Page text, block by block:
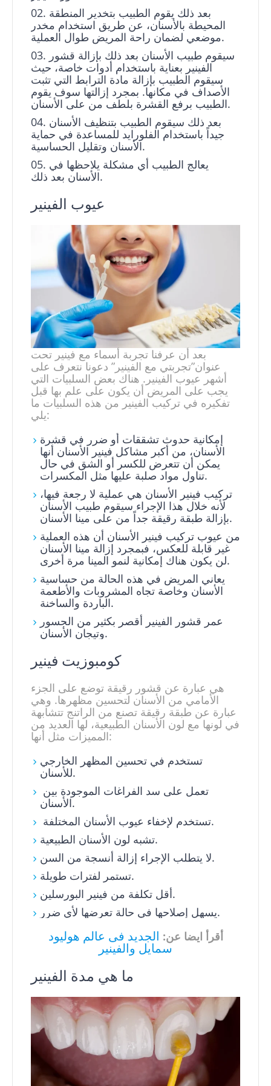
بعد ذلك يقوم الطبيب بتخدير المنطقة
المحيطة بالأسنان، عن طريق استخدام مخدر
موضعي لضمان راحة المريض طوال العملية.
سيقوم طبيب الأسنان بعد ذلك بإزالة قشور
الفينير بعناية باستخدام أدوات خاصة، حيث
سيقوم الطبيب بإزالة مادة الترابط التي تثبت
الأصداف في مكانها. بمجرد إزالتها سوف يقوم
الطبيب برفع القشرة بلطف من على الأسنان.
بعد ذلك سيقوم الطبيب بتنظيف الأسنان
جيداً باستخدام الفلورايد للمساعدة في حماية
الأسنان وتقليل الحساسية.
يعالج الطبيب أي مشكلة يلاحظها في
الأسنان بعد ذلك.
بعد أن عرفنا تجربة أسماء مع فينير تحت
عنوان”تجربتي مع الفينير” دعونا نتعرف على
أشهر عيوب الفينير. هناك بعض السلبيات التي
يجب على المريض أن يكون على علم بها قبل
تفكيره في تركيب الفينير من هذه السلبيات ما
يلي:
إمكانية حدوث تشققات أو ضرر في قشرة
الأسنان، من أكبر مشاكل فينير الأسنان أنها
يمكن أن تتعرض للكسر أو الشق في حال
تناول مواد صلبة عليها مثل المكسرات.
تركيب فينير الأسنان هي عملية لا رجعة فيها،
لأنه خلال هذا الإجراء سيقوم طبيب الأسنان
بإزالة طبقة رقيقة جداً من على مينا الأسنان.
من عيوب تركيب فينير الأسنان أن هذه العملية
غير قابلة للعكس، فبمجرد إزالة مينا الأسنان
لن يكون هناك إمكانية لنمو المينا مرة أخرى.
يعاني المريض في هذه الحالة من حساسية
الأسنان وخاصة تجاه المشروبات والأطعمة
الباردة والساخنة.
عمر قشور الفينير أقصر بكثير من الجسور
وتيجان الأسنان.
كومبوزيت فينير
هي عبارة عن قشور رقيقة توضع على الجزء
الأمامي من الأسنان لتحسين مظهرها. وهي
عبارة عن طبقة رقيقة تصنع من الراتنج تتشابهة
في لونها مع لون الأسنان الطبيعية، لها العديد من
المميزات مثل أنها:
تستخدم في تحسين المظهر الخارجي
للأسنان.
الأسنان.
تستخدم لإخفاء عيوب الأسنان المختلفة.
تشبه لون الأسنان الطبيعية.
لا يتطلب الإجراء إزالة أنسجة من السن.
تستمر لفترات طويلة.
أقل تكلفة من فينير البورسلين.
يسهل إصلاحها في حالة تعرضها لأي ضرر.
أقرأ ايضا عن: الجديد فى عالم هوليود
سمايل والفينير